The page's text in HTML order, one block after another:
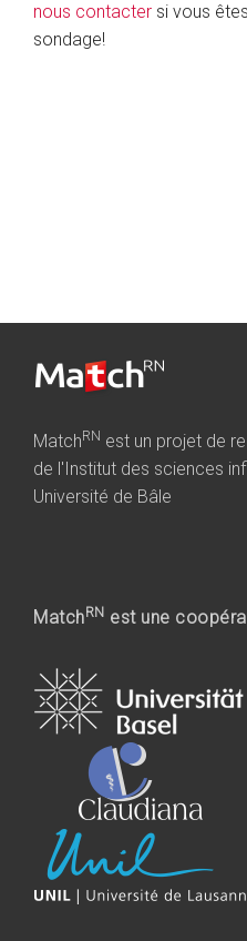
nous contacter si vous
sondage!
MatchRN est un projet de
de l'Institut des sciences
Université de Bâle
Match RN est une